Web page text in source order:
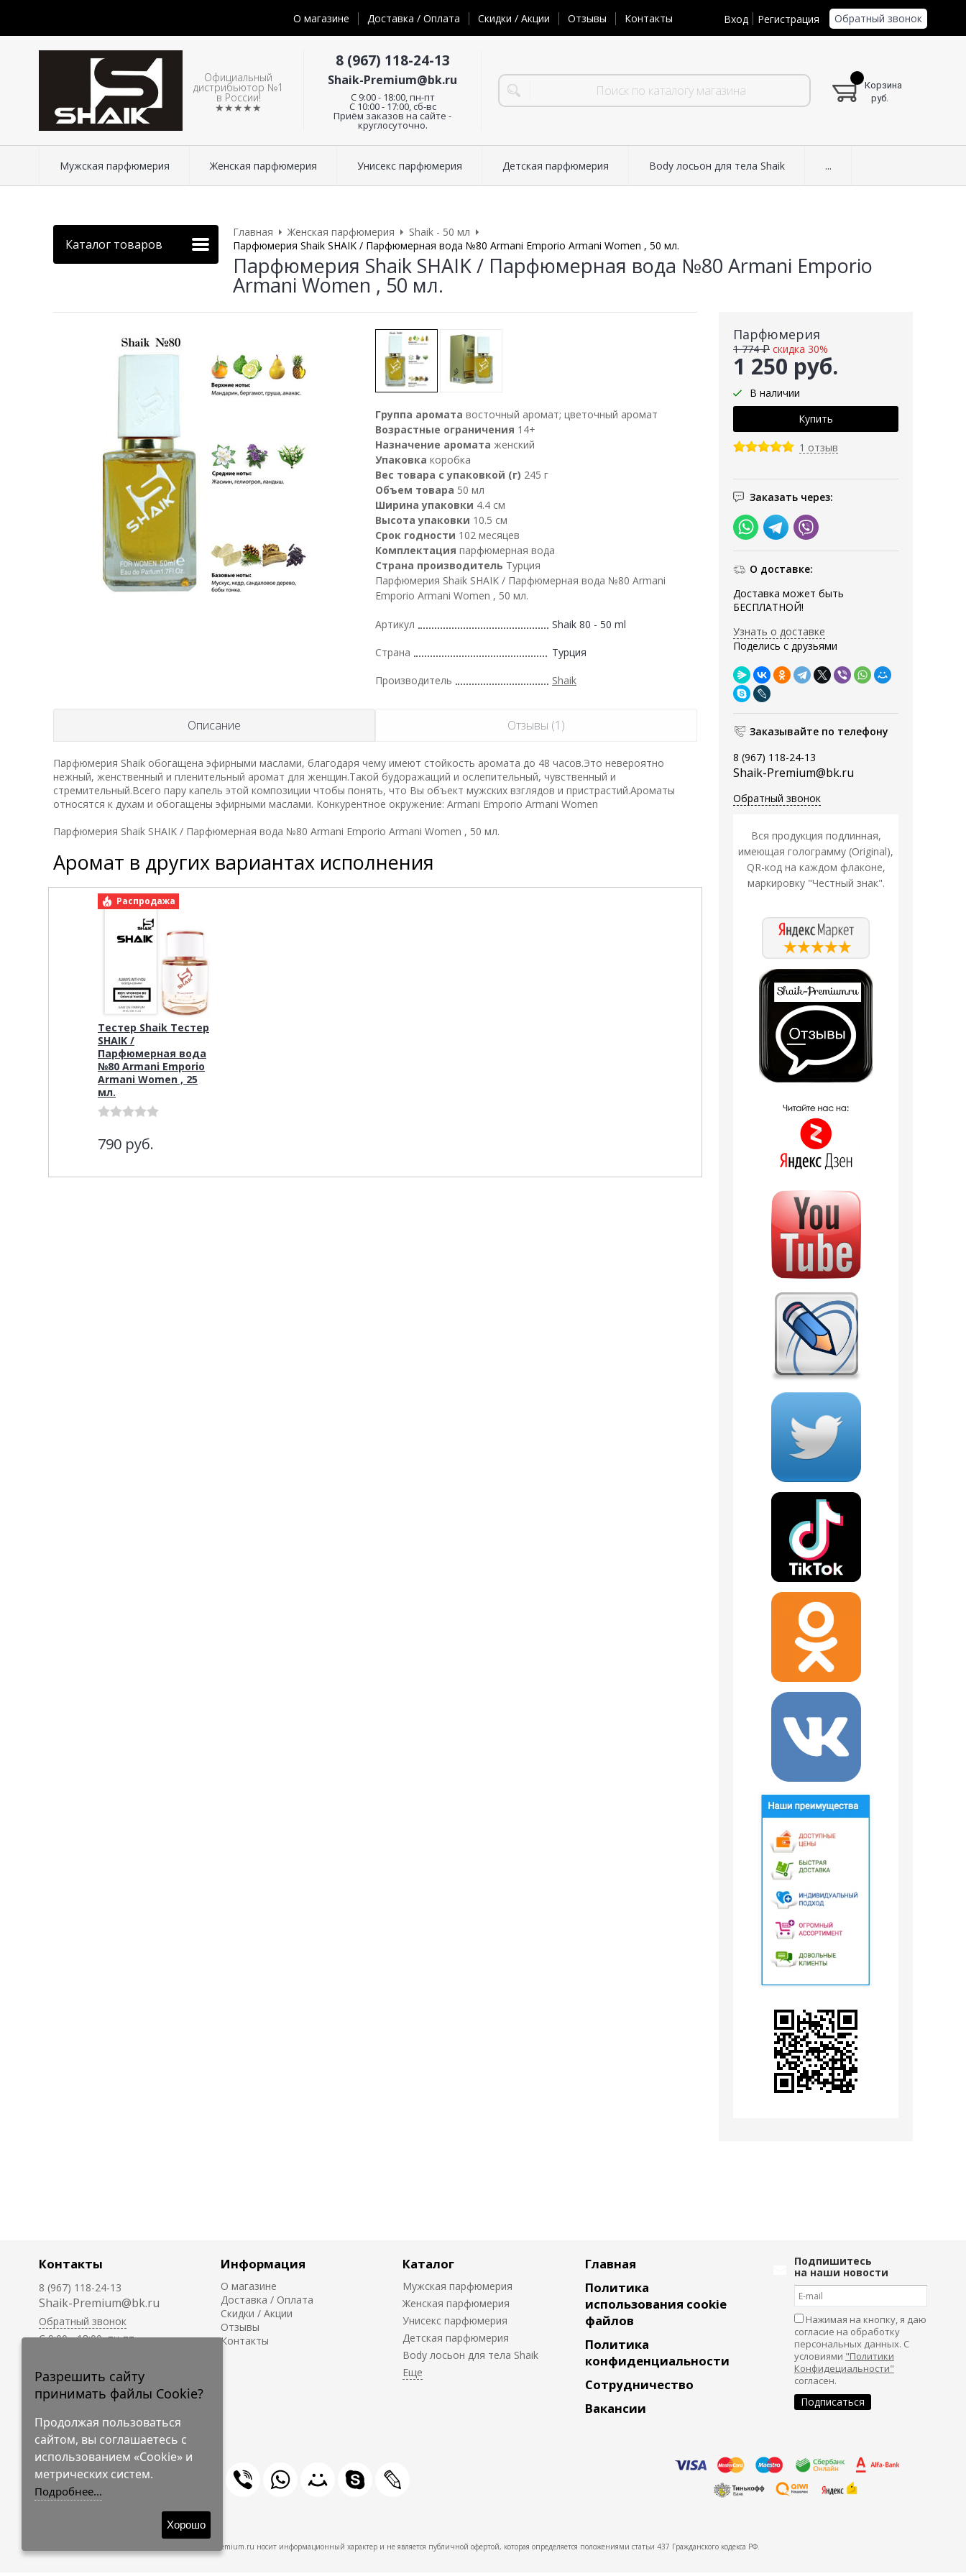
О магазине Доставка / Оплата Скидки / Акции Отзывы Контакты Вход Регистрация Обратный звонок
Официальный
дистрибьютор №1
в России!
★★★★★
8 (967) 118-24-13
Shaik-Premium@bk.ru
C 9:00 - 18:00, пн-пт
С 10:00 - 17:00, сб-вс
Приём заказов на сайте -
круглосуточно.
Корзина
руб.
Мужская парфюмерия Женская парфюмерия Унисекс парфюмерия Детская парфюмерия Body лосьон для тела Shaik ...
Каталог товаров
Главная Женская парфюмерия
Shaik - 50 мл
Парфюмерия Shaik SHAIK / Парфюмерная вода №80 Armani Emporio Armani Women , 50 мл.
Парфюмерия Shaik SHAIK / Парфюмерная вода №80 Armani Emporio
Armani Women , 50 мл.
Парфюмерия
1 250 руб.
1 774 ₽ скидка 30%
В наличии
1 отзыв
Заказать через:
О доставке:
Доставка может быть
БЕСПЛАТНОЙ!
Узнать о доставке
Поделись с друзьями
Заказывайте по телефону
8 (967) 118-24-13
Shaik-Premium@bk.ru
Обратный звонок
Вся продукция подлинная,
имеющая голограмму (Original),
QR-код на каждом флаконе,
маркировку "Честный знак".
Группа аромата восточный аромат; цветочный аромат
Возрастные ограничения 14+
Назначение аромата женский
Упаковка коробка
Вес товара с упаковкой (г) 245 г
Объем товара 50 мл
Ширина упаковки 4.4 см
Высота упаковки 10.5 см
Срок годности 102 месяцев
Комплектация парфюмерная вода
Страна производитель Турция
Парфюмерия Shaik SHAIK / Парфюмерная вода №80 Armani
Emporio Armani Women , 50 мл.
Артикул Shaik 80 - 50 ml
Страна Турция
Производитель Shaik
Описание Отзывы (1)
Парфюмерия Shaik обогащена эфирными маслами, благодаря чему имеют стойкость аромата до 48 часов.Это невероятно
нежный, женственный и пленительный аромат для женщин.Такой будоражащий и ослепительный, чувственный и
стремительный.Всего пару капель этой композиции чтобы понять, что Вы объект мужских взглядов и пристрастий.Ароматы
относятся к духам и обогащены эфирными маслами. Конкурентное окружение: Armani Emporio Armani Women
Парфюмерия Shaik SHAIK / Парфюмерная вода №80 Armani Emporio Armani Women , 50 мл.
Аромат в других вариантах исполнения
Распродажа
Тестер Shaik Тестер
SHAIK /
Парфюмерная вода
№80 Armani Emporio
Armani Women , 25
мл.
790 руб.
Контакты
8 (967) 118-24-13
Shaik-Premium@bk.ru
Обратный звонок
C 9:00 - 18:00, пн-пт
круглосуточно.
Информация
О магазине
Доставка / Оплата
Скидки / Акции
Отзывы
Контакты
Каталог
Мужская парфюмерия
Женская парфюмерия
Унисекс парфюмерия
Детская парфюмерия
Body лосьон для тела Shaik
Главная
Политика
использования cookie
файлов
Политика
конфиденциальности
Сотрудничество
Вакансии
Подпишитесь
на наши новости
Нажимая на кнопку, я даю
согласие на обработку
персональных данных. С
условиями "Политики
Конфидециальности"
согласен.
© 2009-2026 Shaik-Premium
Shaik-Premium.ru носит информационный характер и не является публичной офертой, которая определяется положениями статьи 437 Гражданского кодекса РФ.
Разрешить сайту
принимать файлы Cookie?
Продолжая пользоваться
сайтом, вы соглашаетесь с
использованием «Cookie» и
метрических систем.
Подробнее...
Хорошо